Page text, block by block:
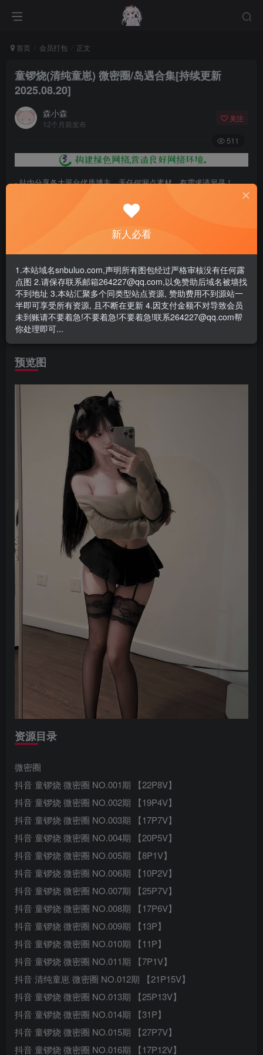
首页 会员打包 正文
童锣烧(清纯童崽) 微密圈/岛遇合集[持续更新
2025.08.20]
森小森
12个月前发布
关注
511
- 站内分享各大平台优质博主，无任何漏点素材，有需求请另寻！
- 百度网盘提示提取码错误，请更换浏览器重试，这是百度网盘版本问
- 遇见解压密码不对、无法解压，请查看《解压教程》
- 资源失效/充值未到账/账号解禁...等问题请《提交工单》
日常更新杏感穿搭作品，颜值出众，身材火辣，感兴趣的可
以看看，研究下~
目前童锣烧换昵称了，最新叫“
预览图
资源目录
微密圈
抖音 童锣烧 微密圈 NO.001期 【22P8V】
抖音 童锣烧 微密圈 NO.002期 【19P4V】
抖音 童锣烧 微密圈 NO.003期 【17P7V】
抖音 童锣烧 微密圈 NO.004期 【20P5V】
抖音 童锣烧 微密圈 NO.005期 【8P1V】
抖音 童锣烧 微密圈 NO.006期 【10P2V】
抖音 童锣烧 微密圈 NO.007期 【25P7V】
抖音 童锣烧 微密圈 NO.008期 【17P6V】
抖音 童锣烧 微密圈 NO.009期 【13P】
抖音 童锣烧 微密圈 NO.010期 【11P】
抖音 童锣烧 微密圈 NO.011期 【7P1V】
抖音 清纯童崽 微密圈 NO.012期 【21P15V】
抖音 童锣烧 微密圈 NO.013期 【25P13V】
抖音 童锣烧 微密圈 NO.014期 【31P】
抖音 童锣烧 微密圈 NO.015期 【27P7V】
抖音 童锣烧 微密圈 NO.016期 【17P12V】
新人必看
1.本站域名snbuluo.com,声明所有图包经过严格审核没有任何露
点图 2.请保存联系邮箱264227@qq.com,以免赞助后域名被墙找
不到地址 3.本站汇聚多个同类型站点资源, 赞助费用不到源站一
半即可享受所有资源, 且不断在更新 4.因支付金额不对导致会员
未到账请不要着急!不要着急!不要着急!联系264227@qq.com帮
你处理即可...